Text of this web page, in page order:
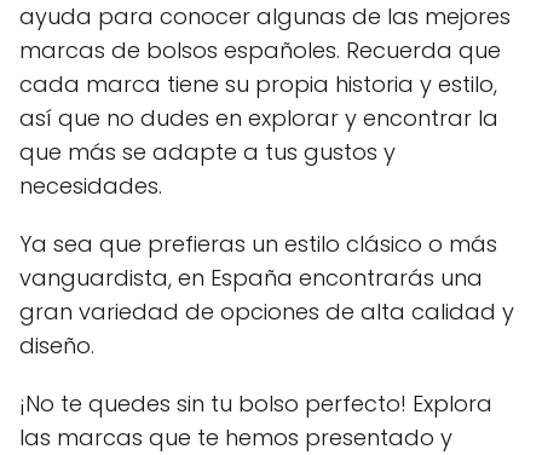
ayuda para conocer algunas de las mejores
marcas de bolsos españoles. Recuerda que
cada marca tiene su propia historia y estilo,
así que no dudes en explorar y encontrar la
que más se adapte a tus gustos y
necesidades.
Ya sea que prefieras un estilo clásico o más
vanguardista, en España encontrarás una
gran variedad de opciones de alta calidad y
diseño.
¡No te quedes sin tu bolso perfecto! Explora
las marcas que te hemos presentado y